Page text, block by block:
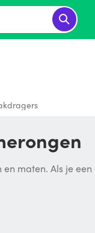
maten. Als je